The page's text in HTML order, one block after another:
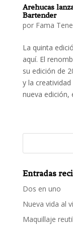
Arehucas
Bartender
por Fama
La quinta
aquí. El
su edición de
y la
nueva edición,
Entradas
Dos en uno
Nueva vida al
Maquillaje